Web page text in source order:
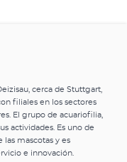
cerca de Stuttgart,
filiales en los sectores
El grupo de acuariofilia,
actividades. Es uno de
las mascotas y es
e innovación.